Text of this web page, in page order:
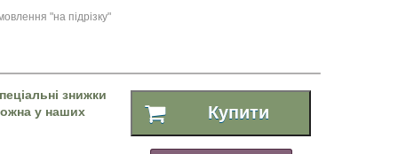
"на підрізку"
знижки
у наших
Купити